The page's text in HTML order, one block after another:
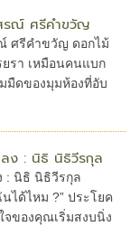
รณ์ ศรีคำขวัญ
ศรีคำขวัญ ดอกไม้
รา เหมือนคนแบก
มืดของมุมห้องที่อับ
ง : นิธิ นิธิวีรกุล
: นิธิ นิธิวีรกุล
ได้ไหม ?” ประโยค
จของคุณเริ่มสงบนิ่ง